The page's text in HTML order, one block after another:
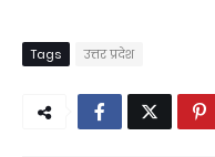
Tags उत्तर प्रदेश